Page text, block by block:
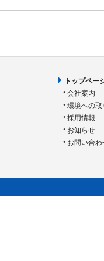
トップペー
会社案内
環境への取
採用情報
お知らせ
お問い合わ